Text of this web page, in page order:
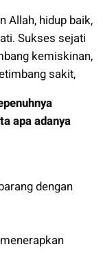
Allah, hidup baik,
Sukses sejati
kemiskinan,
sakit,
apa adanya
dengan